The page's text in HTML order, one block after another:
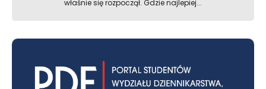
właśnie się rozpoczął. Gdzie najlepiej...